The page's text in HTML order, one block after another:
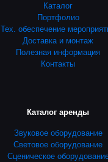
Каталог
Портфолио
Тех. обеспечение
Доставка и монтаж
Полезная информация
Контакты
Каталог аренды
Звуковое оборудование
Световое оборудование
Сценическое